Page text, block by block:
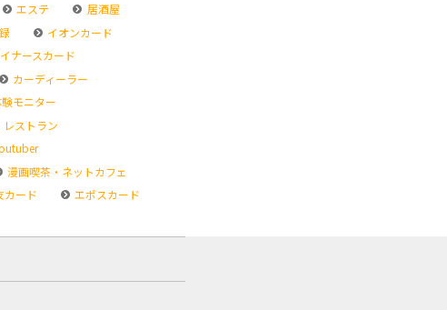
エステ
居酒屋
イオンカード
ナースカード
カーディーラー
モニター
レストラン
漫画喫茶・ネットカフェ
カード エポスカード